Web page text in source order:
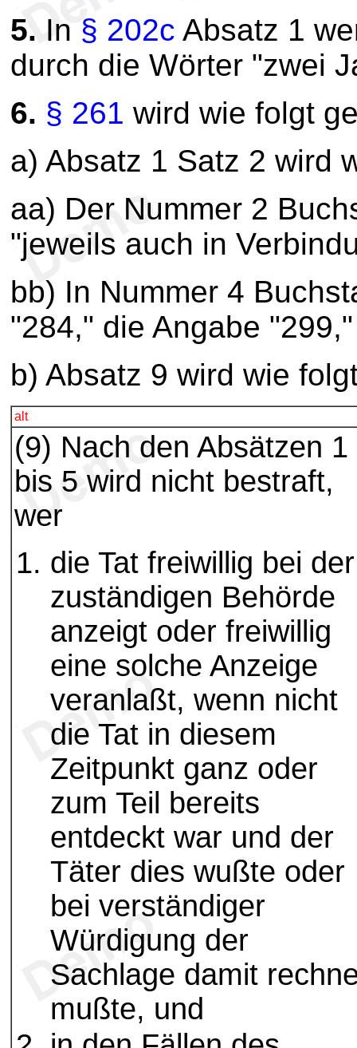
5. In § 202c Absatz 1
durch die Wörter "zwei
6. § 261 wird wie folgt
a) Absatz 1 Satz 2 wird
aa) Der Nummer 2
"jeweils auch in
bb) In Nummer 4
"284," die Angabe
b) Absatz 9 wird wie
alt
(9) Nach den Absätzen 1
bis 5 wird nicht bestraft,
wer
die Tat freiwillig bei der
zuständigen Behörde
anzeigt oder freiwillig
eine solche Anzeige
veranlaßt, wenn nicht
die Tat in diesem
Zeitpunkt ganz oder
zum Teil bereits
entdeckt war und der
Täter dies wußte oder
bei verständiger
Würdigung der
Sachlage damit
mußte, und